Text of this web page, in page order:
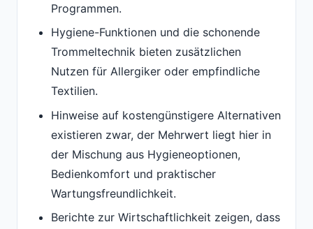
Programmen.
Hygiene-Funktionen und die schonende
Trommeltechnik bieten zusätzlichen
Nutzen für Allergiker oder empfindliche
Textilien.
Hinweise auf kostengünstigere Alternativen
existieren zwar, der Mehrwert liegt hier in
der Mischung aus Hygieneoptionen,
Bedienkomfort und praktischer
Wartungsfreundlichkeit.
Berichte zur Wirtschaftlichkeit zeigen, dass